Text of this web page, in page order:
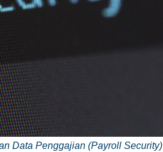
Data Penggajian (Payroll Security)